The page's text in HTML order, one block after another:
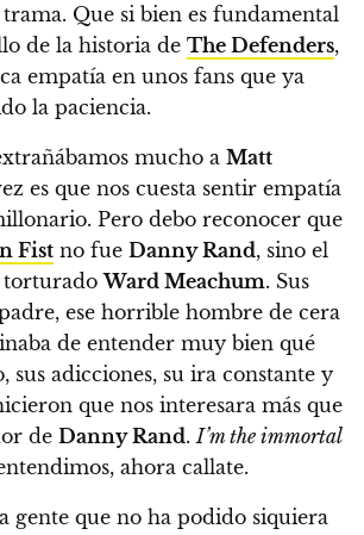
Que si bien es fundamental
de la historia de The Defenders,
empatía en unos fans que ya
la paciencia.
mucho a Matt
es que nos cuesta sentir empatía
Pero debo reconocer que
Fist no fue Danny Rand, sino el
torturadoWard Meachum. Sus
ese horrible hombre de cera
de entender muy bien qué
sus adicciones, su ira constante y
que nos interesara más que
de Danny Rand.I’m the immortal
ahora callate.
gente que no ha podido siquiera